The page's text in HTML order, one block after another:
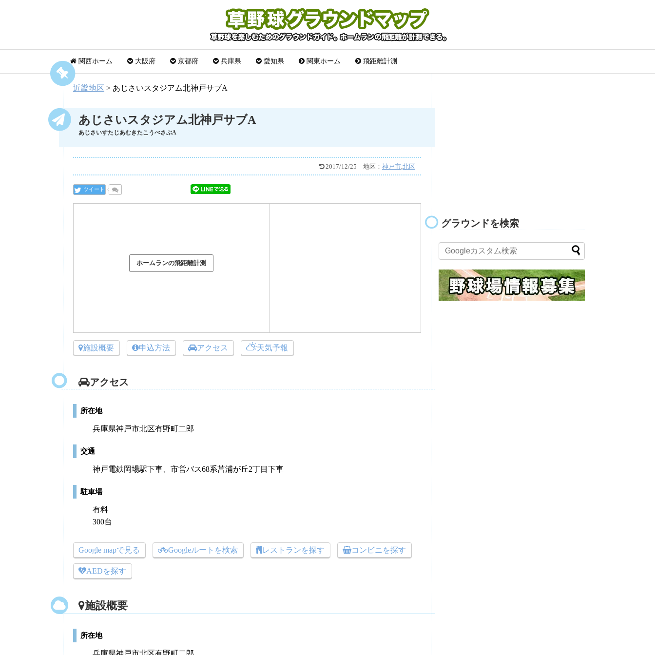
関西ホーム 大阪府 京都府 兵庫県 愛知県 関東ホーム 飛距離計測
近畿地区 > あじさいスタジアム北神戸サブA
あじさいスタジアム北神戸サブA
あじさいすたじあむきたこうべさぶA
2017/12/25 地区： 神戸市,北区
ツイート
施設概要 申込方法 アクセス 天気予報
アクセス
所在地
兵庫県神戸市北区有野町二郎
交通
神戸電鉄岡場駅下車、市営バス68系菖浦が丘2丁目下車
駐車場
有料
300台
Google mapで見る Googleルートを検索 レストランを探す コンビニを探す
AEDを探す
施設概要
所在地
兵庫県神戸市北区有野町二郎
グラウンドを検索